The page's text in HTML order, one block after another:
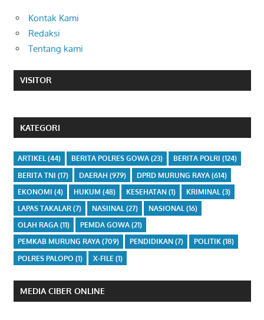
Kontak Kami
Redaksi
Tentang kami
VISITOR
KATEGORI
ARTIKEL(44) BERITA POLRES GOWA(23) BERITA POLRI (124)
BERITA TNI (17) DAERAH (979) DPRD MURUNG RAYA(614)
EKONOMI (4) HUKUM (48) KESEHATAN(1) KRIMINAL (3)
LAPAS TAKALAR(7) NASIINAL (27) NASIONAL (16)
OLAH RAGA(11) PEMDA GOWA(21)
PEMKAB MURUNG RAYA(709) PENDIDIKAN(7) POLITIK(18)
POLRES PALOPO (1) X-FILE (1)
MEDIA CIBER ONLINE